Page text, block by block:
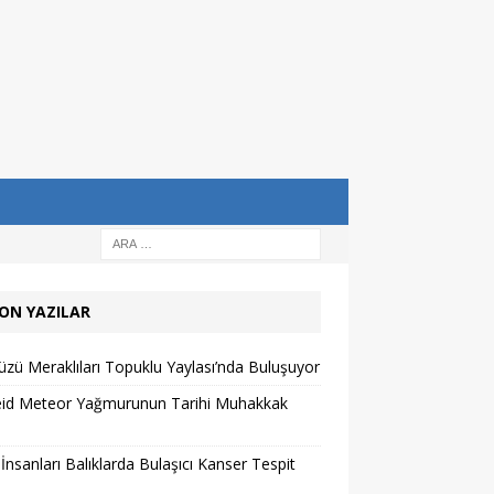
YAZILAR
Meraklıları Topuklu Yaylası’nda Buluşuyor
Meteor Yağmurunun Tarihi Muhakkak
Balıklarda Bulaşıcı Kanser Tespit